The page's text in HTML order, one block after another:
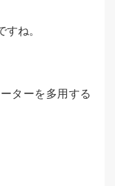
ね。
ターを多用する